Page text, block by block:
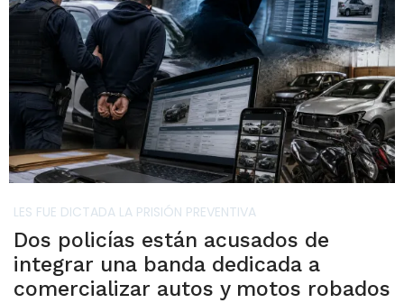
LES FUE DICTADA LA PRISIÓN PREVENTIVA
Dos policías están acusados de
integrar una banda dedicada a
comercializar autos y motos robados